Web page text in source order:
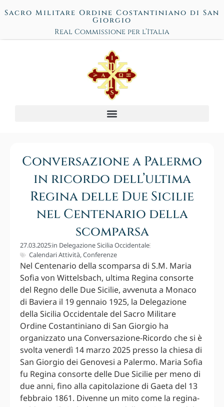
Sacro Militare Ordine Costantiniano di San
Giorgio
Real Commissione per l’Italia
Conversazione a Palermo
in ricordo dell’ultima
Regina delle Due Sicilie
nel Centenario della
scomparsa
27.03.2025in Delegazione Sicilia Occidentale
Calendari Attività,Conferenze
Nel Centenario della scomparsa di S.M. Maria
Sofia von Wittelsbach, ultima Regina consorte
del Regno delle Due Sicilie, avvenuta a Monaco
di Baviera il 19 gennaio 1925, la Delegazione
della Sicilia Occidentale del Sacro Militare
Ordine Costantiniano di San Giorgio ha
organizzato una Conversazione-Ricordo che si è
svolta venerdì 14 marzo 2025 presso la chiesa di
San Giorgio dei Genovesi a Palermo. Maria Sofia
fu Regina consorte delle Due Sicilie per meno di
due anni, fino alla capitolazione di Gaeta del 13
febbraio 1861. Divenne un mito come la regina-